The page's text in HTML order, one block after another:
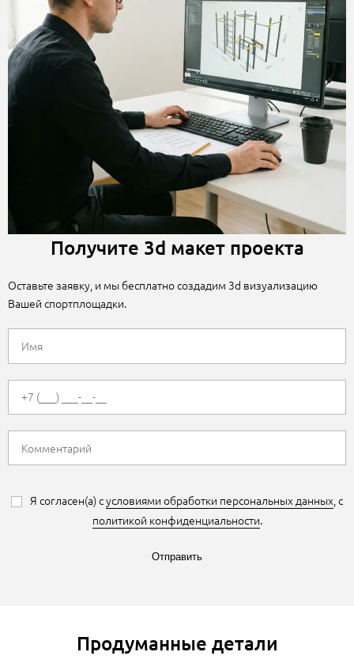
Получите 3d макет проекта
Оставьте заявку, и мы бесплатно создадим 3d визуализацию
Вашей спортплощадки.
Я согласен(а) сусловиями обработки персональных данных, с
политикой конфиденциальности.
Отправить
Продуманные детали